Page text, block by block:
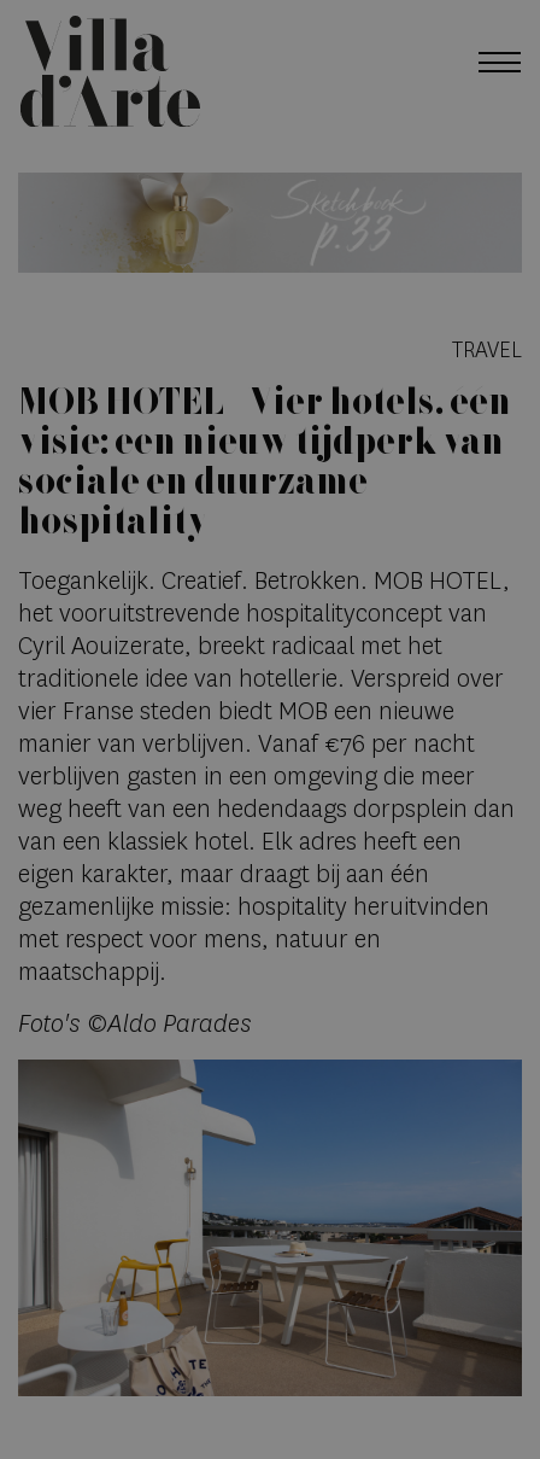
TRAVEL
MOB HOTEL – Vier hotels, één
visie: een nieuw tijdperk van
sociale en duurzame
hospitality
Toegankelijk. Creatief. Betrokken. MOB HOTEL,
het vooruitstrevende hospitalityconcept van
Cyril Aouizerate, breekt radicaal met het
traditionele idee van hotellerie. Verspreid over
vier Franse steden biedt MOB een nieuwe
manier van verblijven. Vanaf €76 per nacht
verblijven gasten in een omgeving die meer
weg heeft van een hedendaags dorpsplein dan
van een klassiek hotel. Elk adres heeft een
eigen karakter, maar draagt bij aan één
gezamenlijke missie: hospitality heruitvinden
met respect voor mens, natuur en
maatschappij.
Foto's ©Aldo Parades